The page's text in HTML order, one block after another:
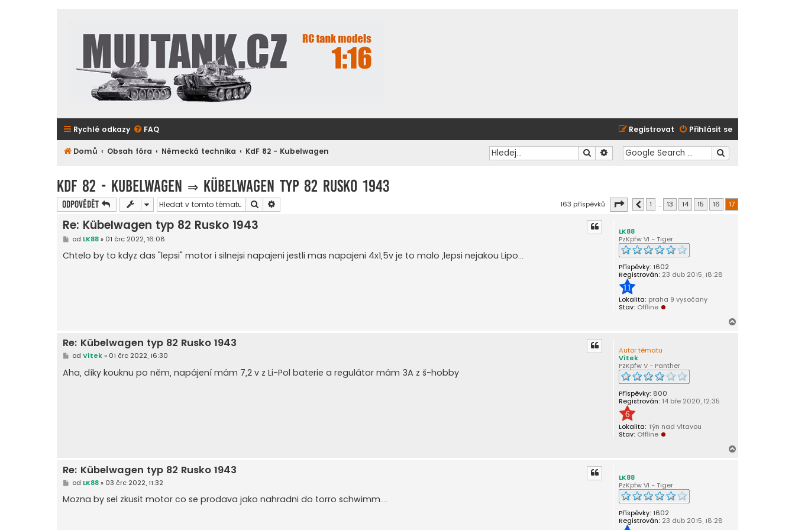
Rychlé odkazy FAQ Přihlásit se
Registrovat
Domů Obsah fóra Německá technika KdF 82 - Kubelwagen Hledat Pokročilé hledání
KdF 82 - Kubelwagen ⇒ Kübelwagen typ 82 Rusko 1943
Odpovědět Hledat 163 příspěvků Stránka 17
Předchozí
1 … 13 14 15 16 17
LK88
PzKpfw VI - Tiger
Příspěvky: 1602
Registrován: 23 dub 2015, 18:28
11
Lokalita: praha 9 vysočany
Stav: Offline
Re: Kübelwagen typ 82 Rusko 1943
P
í
s
od LK88» 01 črc 2022, 16:08
Chtelo by to kdyz das "lepsi" motor i silnejsi napajeni jestli mas napajeni 4x1,5v je to malo ,lepsi nejakou Lipo...
Autor tématu
Vítek
PzKpfw V - Panther
Příspěvky: 800
Registrován: 14 bře 2020, 12:35
6
Lokalita: Týn nad Vltavou
Stav: Offline
Re: Kübelwagen typ 82 Rusko 1943
P
í
s
od Vítek» 01 črc 2022, 16:30
Aha, díky kouknu po něm, napájení mám 7,2 v z Li-Pol baterie a regulátor mám 3A z š-hobby
LK88
PzKpfw VI - Tiger
Příspěvky: 1602
Registrován: 23 dub 2015, 18:28
Re: Kübelwagen typ 82 Rusko 1943
P
í
s
od LK88» 03 črc 2022, 11:32
Mozna by sel zkusit motor co se prodava jako nahradni do torro schwimm....